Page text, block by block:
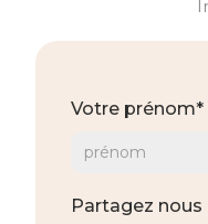
Votre prénom*
Partagez nous